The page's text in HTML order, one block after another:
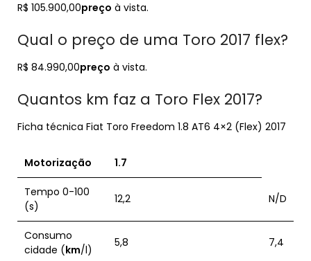
R$ 105.900,00preço à vista.
Qual o preço de uma Toro 2017 flex?
R$ 84.990,00preço à vista.
Quantos km faz a Toro Flex 2017?
Ficha técnica Fiat Toro Freedom 1.8 AT6 4×2 (Flex) 2017
Motorização 1.7
Tempo 0-100
(s)
12,2 N/D
Consumo
cidade (km/l)
5,8 7,4